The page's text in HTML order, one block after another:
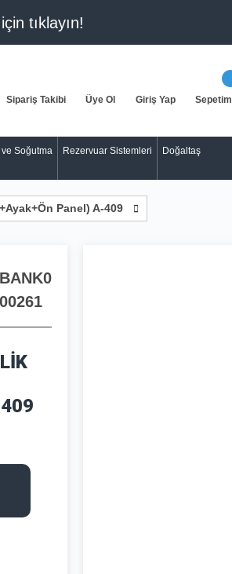
tıklayın!
Sipariş Takibi Üye Ol Giriş Yap Sepetim
ve Soğutma Rezervuar Sistemleri Doğaltaş
Panel) A-409
BANK0
00261